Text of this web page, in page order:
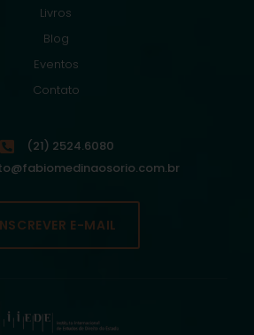
Livros
Blog
Eventos
Contato
(21) 2524.6080
E-MAIL